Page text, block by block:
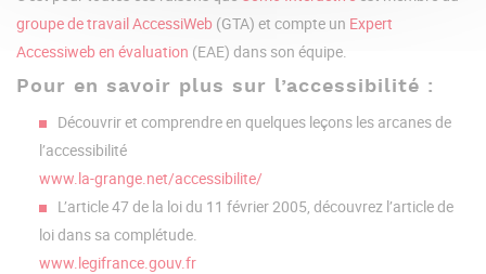
groupe de travail AccessiWeb (GTA) et compte un Expert
Accessiweb en évaluation (EAE) dans son équipe.
Pour en savoir plus sur l’accessibilité :
Découvrir et comprendre en quelques leçons les arcanes de
l’accessibilité
www.la-grange.net/accessibilite/
L’article 47 de la loi du 11 février 2005, découvrez l’article de
loi dans sa complétude.
www.legifrance.gouv.fr